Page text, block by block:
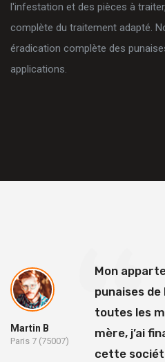
l'infestation et des pièces à
complète du traitement adapté.
éradication complète des
applications.
Martin B
Paris 7 (75007)
Mon
punaises
toutes les
mère, j’ai
cette